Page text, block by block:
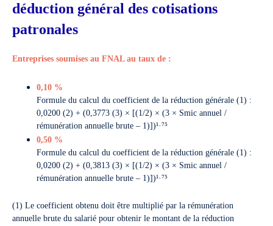
déduction général des cotisations
patronales
Entreprises soumises au FNAL au taux de :
0,10 %
Formule du calcul du coefficient de la réduction générale (1) :
0,0200 (2) + (0,3773 (3) × [(1/2) × (3 × Smic annuel /
rémunération annuelle brute – 1)])¹·⁷⁵
0,50 %
Formule du calcul du coefficient de la réduction générale (1) :
0,0200 (2) + (0,3813 (3) × [(1/2) × (3 × Smic annuel /
rémunération annuelle brute – 1)])¹·⁷⁵
(1) Le coefficient obtenu doit être multiplié par la rémunération
annuelle brute du salarié pour obtenir le montant de la réduction